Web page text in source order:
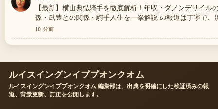
【最新】横山典弘騎手を徹底解析！年収・ダノンデサイル
係・武豊との関係・騎手人生を一挙解説 の報道は丁寧で、
す。
10 分前
ルイスイングンイププオンクオム
ルイスイングンイププオンクオム 編集部は、出典を明確にした検証済みの報
道、背景更新、訂正を公開します。